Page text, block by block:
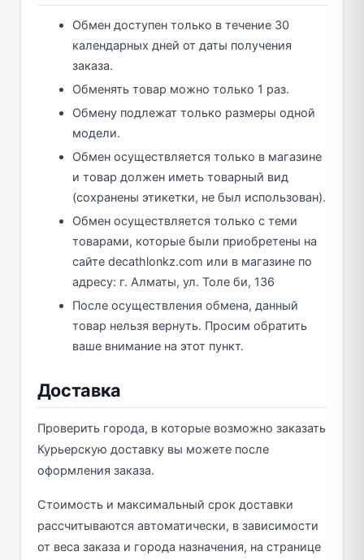
Обмен доступен только в течение 30
календарных дней от даты получения
заказа.
Обменять товар можно только 1 раз.
Обмену подлежат только размеры одной
модели.
Обмен осуществляется только в магазине
и товар должен иметь товарный вид
(сохранены этикетки, не был использован).
Обмен осуществляется только с теми
товарами, которые были приобретены на
сайте decathlonkz.com или в магазине по
адресу: г. Алматы, ул. Толе би, 136
После осуществления обмена, данный
товар нельзя вернуть. Просим обратить
ваше внимание на этот пункт.
Доставка
Проверить города, в которые возможно заказать
Курьерскую доставку вы можете после
оформления заказа.
Стоимость и максимальный срок доставки
рассчитываются автоматически, в зависимости
от веса заказа и города назначения, на странице